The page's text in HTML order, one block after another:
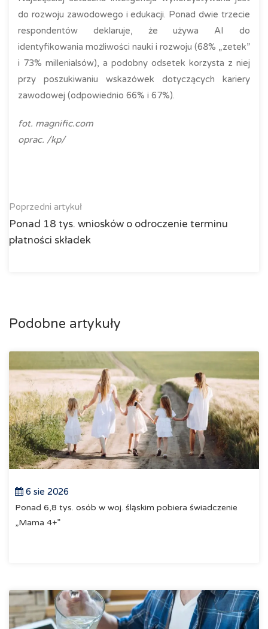
do rozwoju zawodowego i edukacji. Ponad dwie trzecie
respondentów deklaruje, że używa AI do
identyfikowania możliwości nauki i rozwoju (68% „zetek”
i 73% millenialsów), a podobny odsetek korzysta z niej
przy poszukiwaniu wskazówek dotyczących kariery
zawodowej (odpowiednio 66% i 67%).
fot. magnific.com
oprac. /kp/
Poprzedni artykuł
Ponad 18 tys. wniosków o odroczenie terminu
płatności składek
Podobne artykuły
6 sie 2026
Ponad 6,8 tys. osób w woj. śląskim pobiera świadczenie
„Mama 4+”